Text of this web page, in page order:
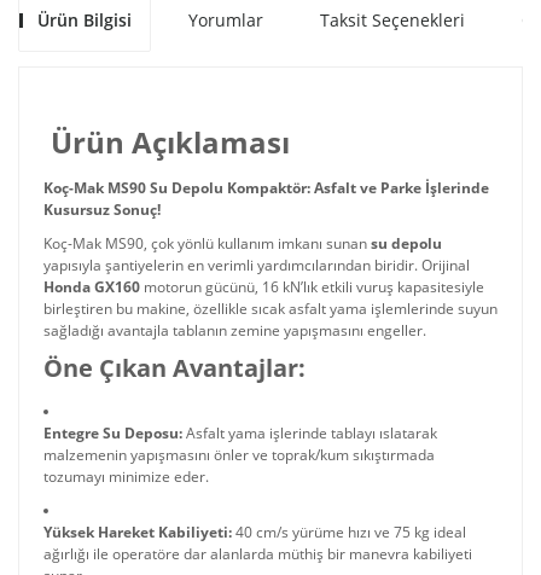
Ürün Bilgisi Yorumlar Taksit Seçenekleri
Ürün Açıklaması
Koç-Mak MS90 Su Depolu Kompaktör: Asfalt ve Parke İşlerinde
Kusursuz Sonuç!
Koç-Mak MS90, çok yönlü kullanım imkanı sunansu depolu
yapısıyla şantiyelerin en verimli yardımcılarından biridir. Orijinal
Honda GX160 motorun gücünü, 16 kN’lık etkili vuruş kapasitesiyle
birleştiren bu makine, özellikle sıcak asfalt yama işlemlerinde suyun
sağladığı avantajla tablanın zemine yapışmasını engeller.
Öne Çıkan Avantajlar:
Entegre Su Deposu:Asfalt yama işlerinde tablayı ıslatarak
malzemenin yapışmasını önler ve toprak/kum sıkıştırmada
tozumayı minimize eder.
Yüksek Hareket Kabiliyeti:40 cm/s yürüme hızı ve 75 kg ideal
ağırlığı ile operatöre dar alanlarda müthiş bir manevra kabiliyeti